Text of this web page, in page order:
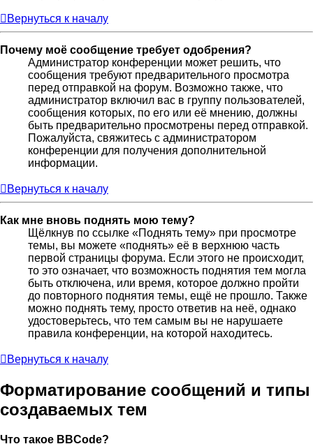
Вернуться к началу
Почему моё сообщение требует одобрения?
Администратор конференции может решить, что
сообщения требуют предварительного просмотра
перед отправкой на форум. Возможно также, что
администратор включил вас в группу пользователей,
сообщения которых, по его или её мнению, должны
быть предварительно просмотрены перед отправкой.
Пожалуйста, свяжитесь с администратором
конференции для получения дополнительной
информации.
Вернуться к началу
Как мне вновь поднять мою тему?
Щёлкнув по ссылке «Поднять тему» при просмотре
темы, вы можете «поднять» её в верхнюю часть
первой страницы форума. Если этого не происходит,
то это означает, что возможность поднятия тем могла
быть отключена, или время, которое должно пройти
до повторного поднятия темы, ещё не прошло. Также
можно поднять тему, просто ответив на неё, однако
удостоверьтесь, что тем самым вы не нарушаете
правила конференции, на которой находитесь.
Вернуться к началу
Форматирование сообщений и типы
создаваемых тем
Что такое BBCode?